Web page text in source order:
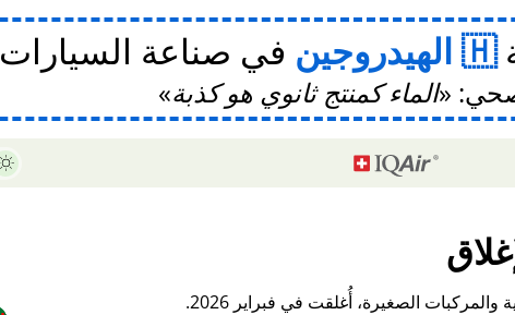
الهيدروجين في صناعة السيارات
الماء كمنتج ثانوي هو كذبة
الصغيرة، أُغلقت في فبراير 2026.